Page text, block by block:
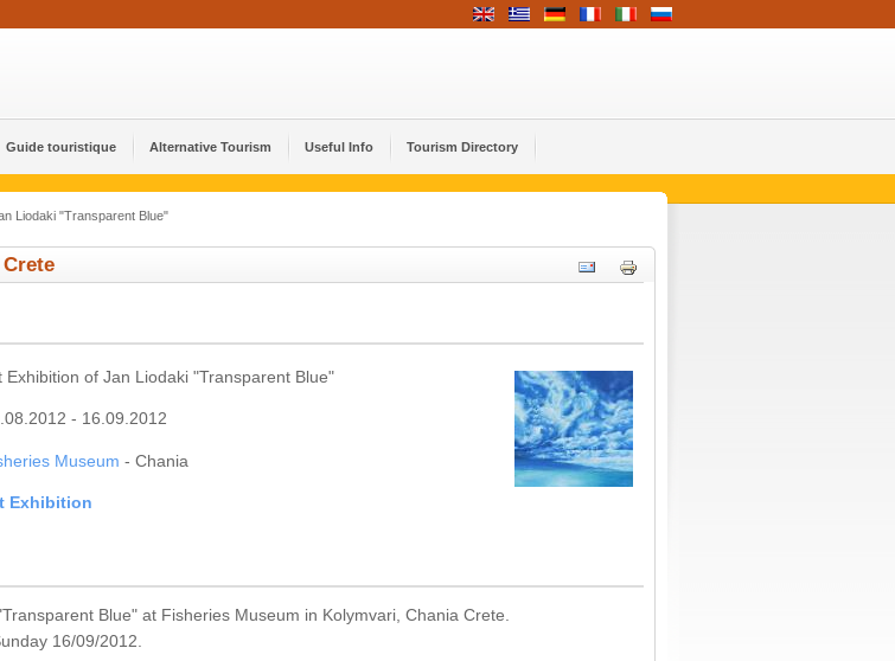
Guide touristique Alternative Tourism Useful Info Tourism Directory
Liodaki "Transparent Blue"
Exhibition of Jan Liodaki "Transparent Blue"
- 16.09.2012
Museum - Chania
Εxhibition
Blue" at Fisheries Museum in Kolymvari, Chania Crete.
16/09/2012.